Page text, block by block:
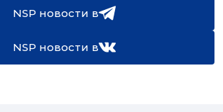
NSP новости в
NSP новости в